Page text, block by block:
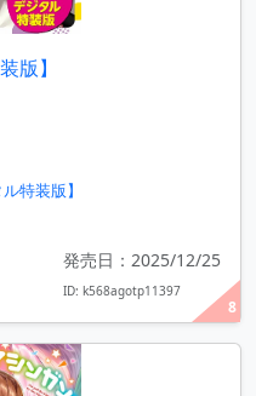
8
版】
特装版】
発売日：2025/12/25
ID: k568agotp11397